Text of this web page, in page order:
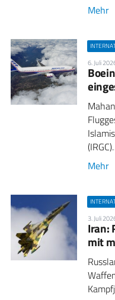
Mehr
6. Juli
Mehr
3. Juli
Iran:
mit